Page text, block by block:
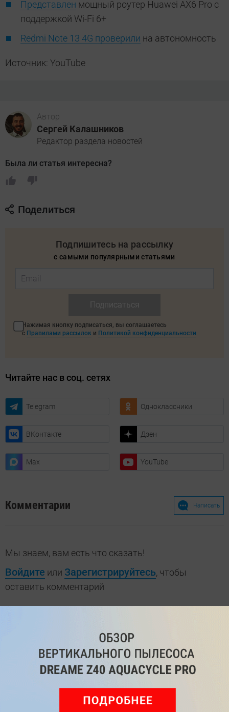
Представлен мощный роутер Huawei AX6 Pro с
поддержкой Wi-Fi 6+
Redmi Note 13 4G проверили на автономность
Источник: YouTube
Автор
Сергей Калашников
Редактор раздела новостей
Была ли статья интересна?
Поделиться
Подпишитесь на рассылку
с самыми популярными статьями
Нажимая кнопку подписаться, вы соглашаетесь
с Правилами рассылок и Политикой конфиденциальности
Читайте нас в соц. сетях
Telegram Одноклассники
ВКонтакте Дзен
Max YouTube
Комментарии Написать
Мы знаем, вам есть что сказать!
Войдите или Зарегистрируйтесь, чтобы
оставить комментарий